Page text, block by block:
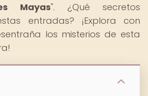
Mayas". ¿Qué secretos
entradas? ¡Explora con
los misterios de esta